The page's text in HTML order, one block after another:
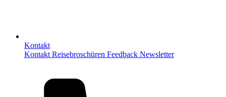
Kontakt
Kontakt Reisebroschüren Feedback Newsletter